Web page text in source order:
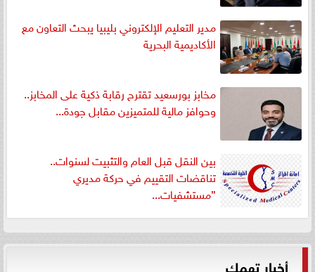
مدير التعليم الإلكتروني بليبيا يبحث التعاون مع
الأكاديمية البحرية
مخابز بورسعيد تقترح رقابة ذكية على المخابز..
وحوافز مالية للمتميزين مقابل جودة...
بين النقل قبل العام والتثبيت لسنوات..
تناقضات التقييم في حركة مديري
”مستشفيات...
أخبار تهمك